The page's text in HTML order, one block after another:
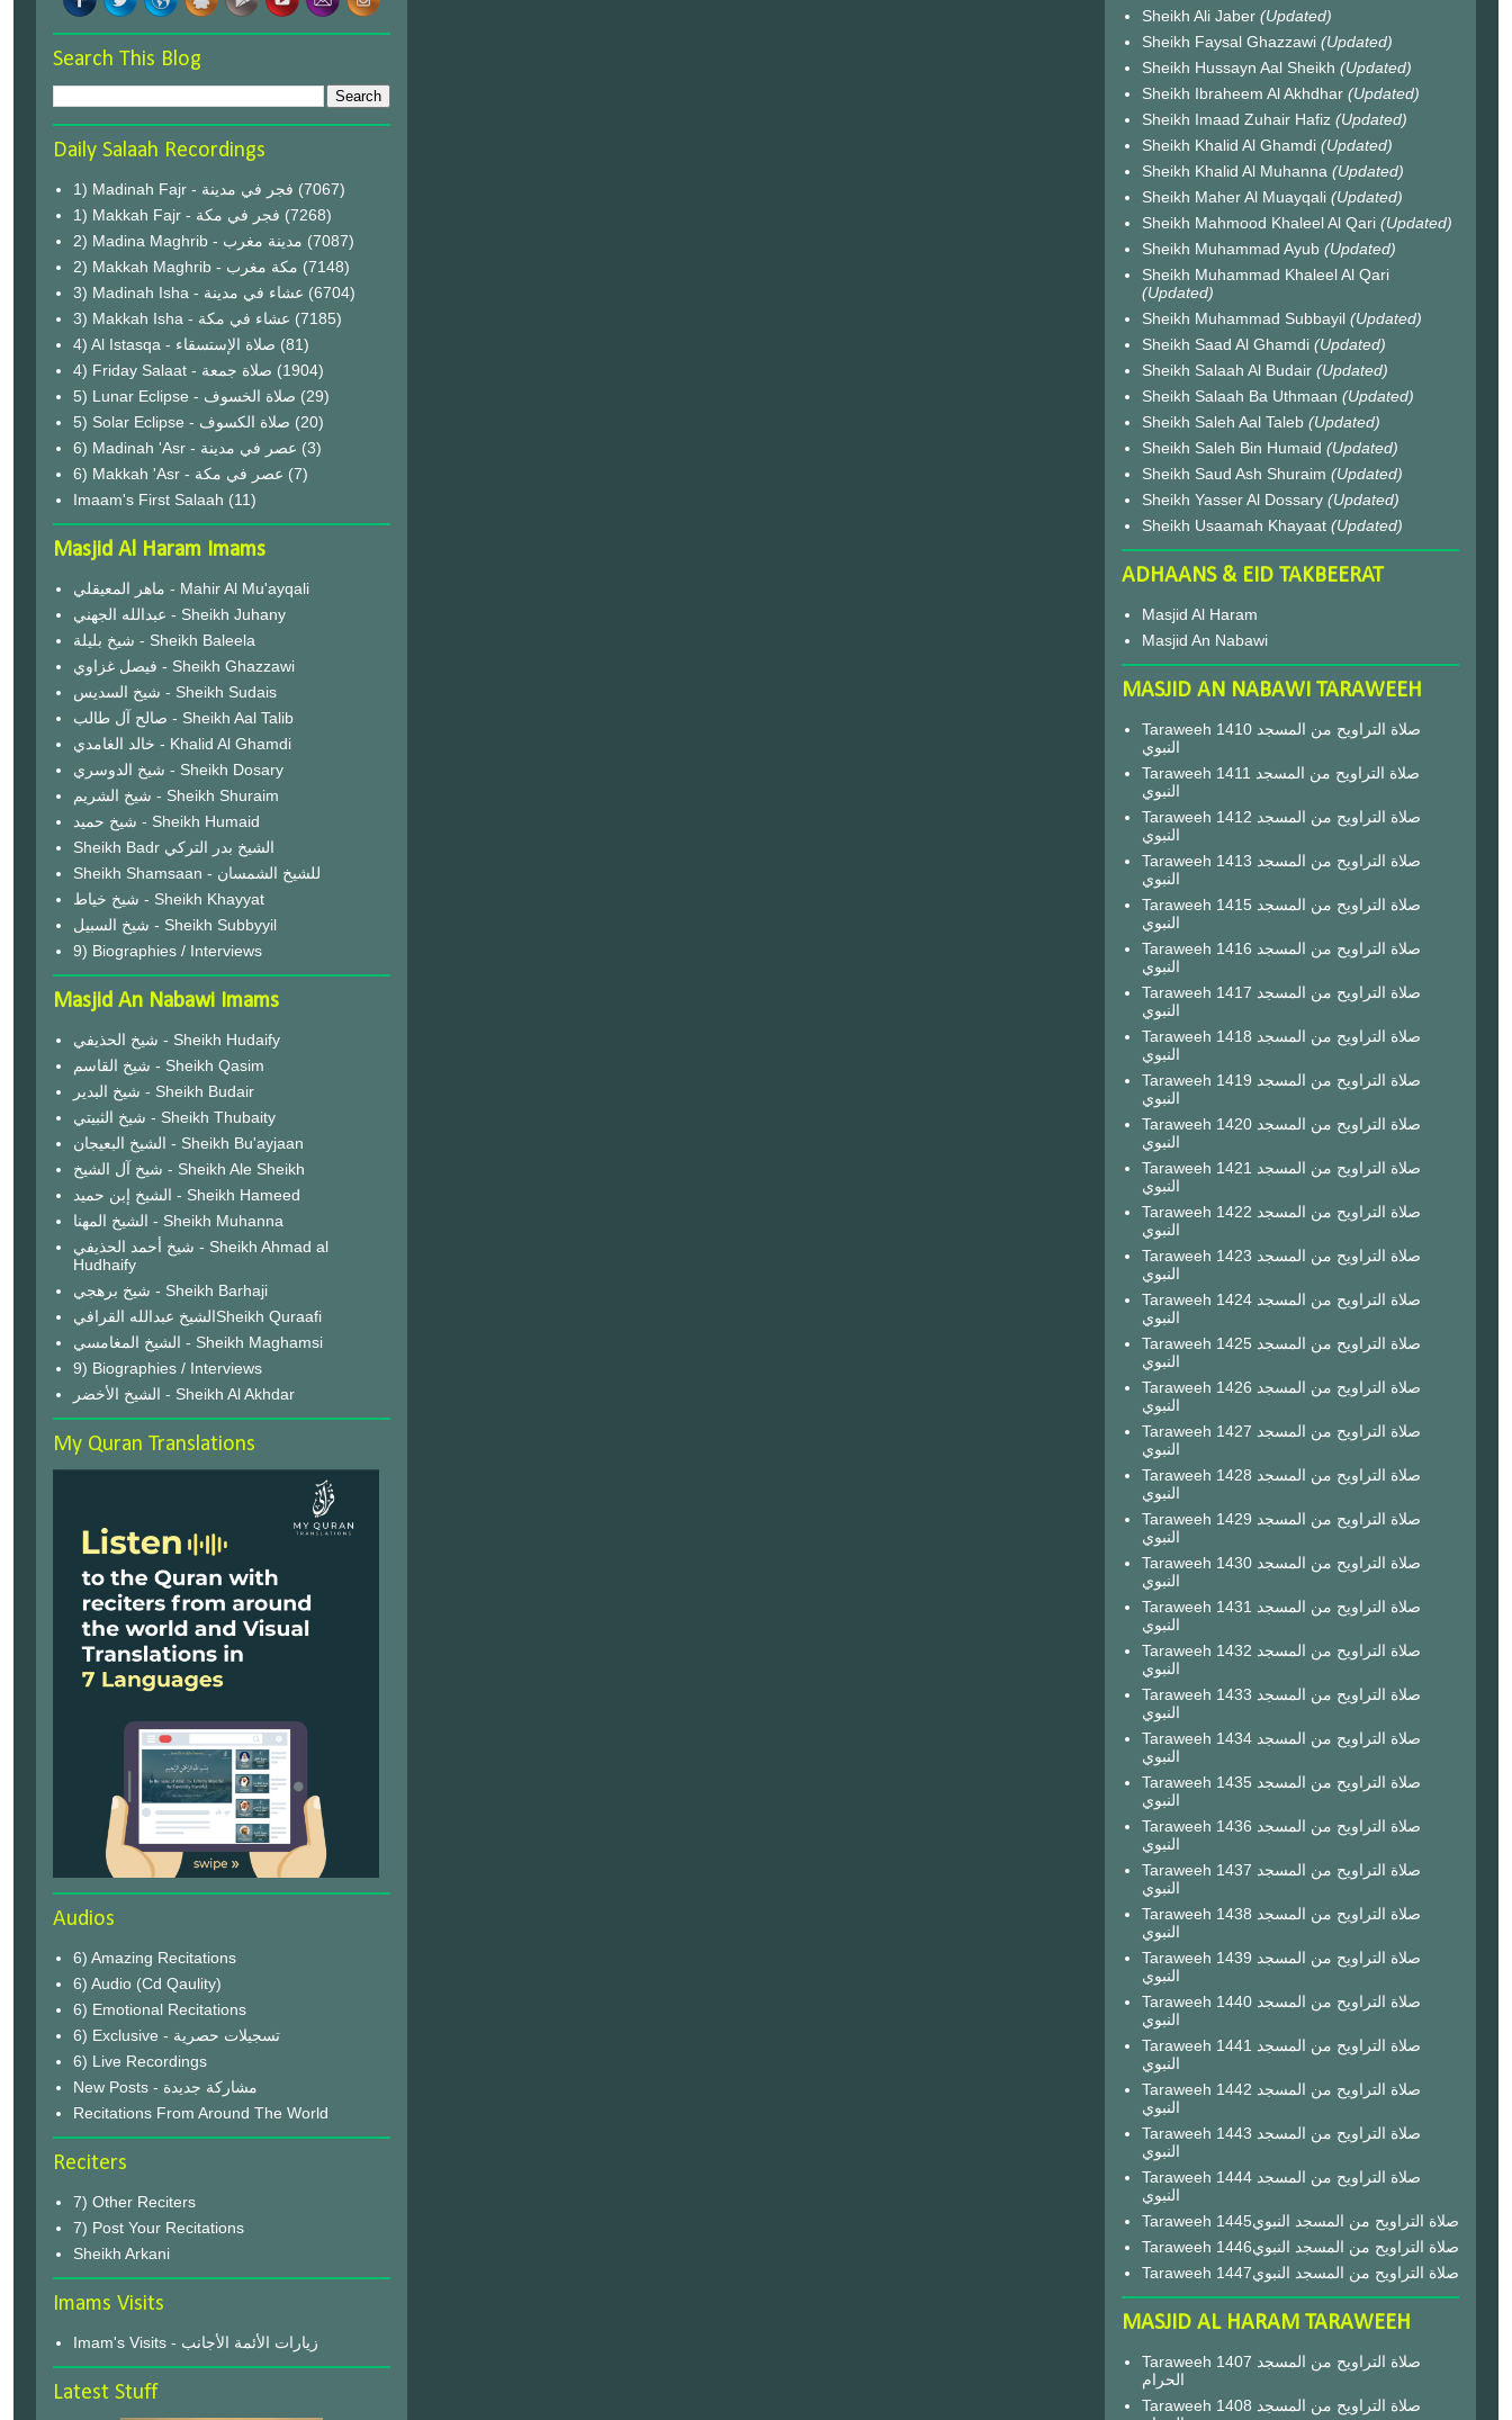
Search This Blog
Daily Salaah Recordings
1) Madinah Fajr - فجر في مدينة (7067)
1) Makkah Fajr - فجر في مكة (7268)
2) Madina Maghrib - مدينة مغرب (7087)
2) Makkah Maghrib - مكة مغرب (7148)
3) Madinah Isha - عشاء في مدينة (6704)
3) Makkah Isha - عشاء في مكة (7185)
4) Al Istasqa - صلاة الإستسقاء (81)
4) Friday Salaat - صلاة جمعة (1904)
5) Lunar Eclipse - صلاة الخسوف (29)
(20)
6) Madinah 'Asr - عصر في مدينة (3)
6) Makkah 'Asr - عصر في مكة (7)
Imaam's First Salaah (11)
Masjid Al Haram Imams
ماهر المعيقلي - Mahir Al Mu'ayqali
عبدالله الجهني - Sheikh Juhany
شيخ بليلة - Sheikh Baleela
فيصل غزاوي - Sheikh Ghazzawi
شيخ السديس - Sheikh Sudais
صالح آل طالب - Sheikh Aal Talib
خالد الغامدي - Khalid Al Ghamdi
شيخ الدوسري - Sheikh Dosary
شيخ الشريم - Sheikh Shuraim
شيخ حميد - Sheikh Humaid
Sheikh Badr الشيخ بدر التركي
Sheikh Shamsaan - للشيخ الشمسان
شيخ خياط - Sheikh Khayyat
شيخ السبيل - Sheikh Subbyyil
9) Biographies / Interviews
Masjid An Nabawi Imams
شيخ الحذيفي - Sheikh Hudaify
شيخ القاسم - Sheikh Qasim
شيخ البدير - Sheikh Budair
شيخ الثبيتي - Sheikh Thubaity
الشيخ البعيجان - Sheikh Bu'ayjaan
شيخ آل الشيخ - Sheikh Ale Sheikh
الشيخ إبن حميد - Sheikh Hameed
الشيخ المهنا - Sheikh Muhanna
شيخ أحمد الحذيفي - Sheikh Ahmad al
Hudhaify
شيخ برهجي - Sheikh Barhaji
الشيخ عبدالله القرافيSheikh Quraafi
الشيخ المغامسي - Sheikh Maghamsi
9) Biographies / Interviews
الشيخ الأخضر - Sheikh Al Akhdar
My Quran Translations
Audios
6) Amazing Recitations
6) Audio (Cd Qaulity)
6) Emotional Recitations
6) Exclusive - تسجيلات حصرية
6) Live Recordings
New Posts - مشاركة جديدة
Recitations From Around The World
Reciters
7) Other Reciters
7) Post Your Recitations
Sheikh Arkani
Imams Visits
Imam's Visits - زيارات الأئمة الأجانب
Latest Stuff
Sheikh Ali Jaber (Updated)
Sheikh Faysal Ghazzawi (Updated)
Sheikh Hussayn Aal Sheikh (Updated)
Sheikh Ibraheem Al Akhdhar (Updated)
Sheikh Imaad Zuhair Hafiz (Updated)
Sheikh Khalid Al Ghamdi (Updated)
Sheikh Khalid Al Muhanna (Updated)
Sheikh Maher Al Muayqali (Updated)
Sheikh Mahmood Khaleel Al Qari (Updated)
Sheikh Muhammad Ayub (Updated)
Sheikh Muhammad Khaleel Al Qari
(Updated)
Sheikh Muhammad Subbayil (Updated)
Sheikh Saad Al Ghamdi (Updated)
Sheikh Salaah Al Budair (Updated)
Sheikh Salaah Ba Uthmaan (Updated)
Sheikh Saleh Aal Taleb (Updated)
Sheikh Saleh Bin Humaid (Updated)
Sheikh Saud Ash Shuraim (Updated)
Sheikh Yasser Al Dossary (Updated)
Sheikh Usaamah Khayaat (Updated)
ADHAANS & EID TAKBEERAT
Masjid Al Haram
Masjid An Nabawi
MASJID AN NABAWI TARAWEEH
Taraweeh 1410 صلاة التراويح من المسجد
النبوي
Taraweeh 1411 صلاة التراويح من المسجد
النبوي
Taraweeh 1412 صلاة التراويح من المسجد
النبوي
Taraweeh 1413 صلاة التراويح من المسجد
النبوي
Taraweeh 1415 صلاة التراويح من المسجد
النبوي
Taraweeh 1416 صلاة التراويح من المسجد
النبوي
Taraweeh 1417 صلاة التراويح من المسجد
النبوي
Taraweeh 1418 صلاة التراويح من المسجد
النبوي
Taraweeh 1419 صلاة التراويح من المسجد
النبوي
Taraweeh 1420 صلاة التراويح من المسجد
النبوي
Taraweeh 1421 صلاة التراويح من المسجد
النبوي
Taraweeh 1422 صلاة التراويح من المسجد
النبوي
Taraweeh 1423 صلاة التراويح من المسجد
النبوي
Taraweeh 1424 صلاة التراويح من المسجد
النبوي
Taraweeh 1425 صلاة التراويح من المسجد
النبوي
Taraweeh 1426 صلاة التراويح من المسجد
النبوي
Taraweeh 1427 صلاة التراويح من المسجد
النبوي
Taraweeh 1428 صلاة التراويح من المسجد
النبوي
Taraweeh 1429 صلاة التراويح من المسجد
النبوي
Taraweeh 1430 صلاة التراويح من المسجد
النبوي
Taraweeh 1431 صلاة التراويح من المسجد
النبوي
Taraweeh 1432 صلاة التراويح من المسجد
النبوي
Taraweeh 1433 صلاة التراويح من المسجد
النبوي
Taraweeh 1434 صلاة التراويح من المسجد
النبوي
Taraweeh 1435 صلاة التراويح من المسجد
النبوي
Taraweeh 1436 صلاة التراويح من المسجد
النبوي
Taraweeh 1437 صلاة التراويح من المسجد
النبوي
Taraweeh 1438 صلاة التراويح من المسجد
النبوي
Taraweeh 1439 صلاة التراويح من المسجد
النبوي
Taraweeh 1440 صلاة التراويح من المسجد
النبوي
Taraweeh 1441 صلاة التراويح من المسجد
النبوي
Taraweeh 1442 صلاة التراويح من المسجد
النبوي
Taraweeh 1443 صلاة التراويح من المسجد
النبوي
Taraweeh 1444 صلاة التراويح من المسجد
النبوي
Taraweeh 1445صلاة التراويح من المسجد النبوي
Taraweeh 1446صلاة التراويح من المسجد النبوي
Taraweeh 1447صلاة التراويح من المسجد النبوي
MASJID AL HARAM TARAWEEH
Taraweeh 1407 صلاة التراويح من المسجد
الحرام
Taraweeh 1408 صلاة التراويح من المسجد